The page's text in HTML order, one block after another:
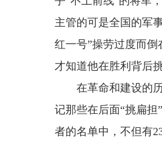
主管的可是全国的军
红一号”操劳过度而
才知道他在胜利背后
在革命和建设的历
记那些在后面“挑扁担
者的名单中，不但有